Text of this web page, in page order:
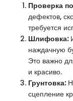
Проверка
дефектов,
требуется
Шлифовка:
наждачную
Это важно
и красиво.
Грунтовка:
сцепление